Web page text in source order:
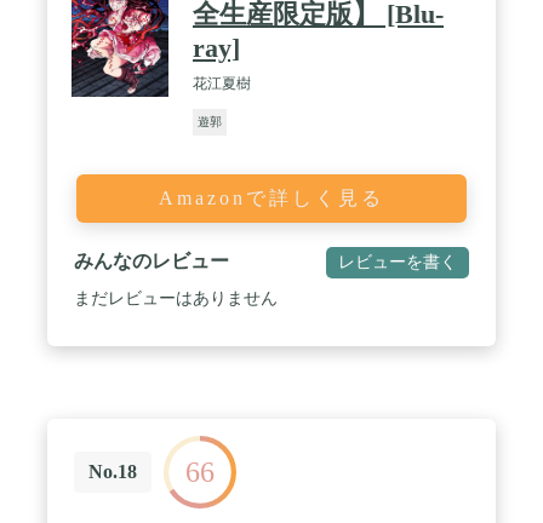
全生産限定版】 [Blu-
ray]
花江夏樹
遊郭
Amazonで詳しく見る
みんなのレビュー レビューを書く
まだレビューはありません
No.18 66